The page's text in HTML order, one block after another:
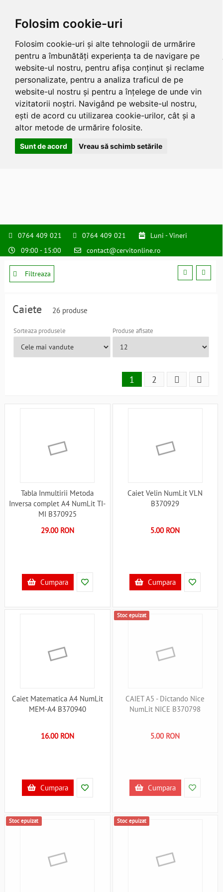
Folosim cookie-uri
Folosim cookie-uri și alte tehnologii de urmărire
pentru a îmbunătăți experiența ta de navigare pe
website-ul nostru, pentru afișa conținut și reclame
personalizate, pentru a analiza traficul de pe
website-ul nostru și pentru a înțelege de unde vin
vizitatorii noștri. Navigând pe website-ul nostru,
ești de acord cu utilizarea cookie-urilor, cât și a
altor metode de urmărire folosite.
Sunt de acord Vreau să schimb setările
0764 409 021 0764 409 021
Luni - Vineri
09:00 - 15:00
contact@cervitonline.ro
Filtreaza
Caiete 26 produse
Sorteaza produsele Produse afisate
1 2
Tabla Inmultirii Metoda
Inversa complet A4 NumLit TI-
MI B370925
29.00 RON
Cumpara
Caiet Velin NumLit VLN
B370929
5.00 RON
Cumpara
Caiet Matematica A4 NumLit
MEM-A4 B370940
16.00 RON
Cumpara
Stoc epuizat
CAIET A5 - Dictando Nice
NumLit NICE B370798
5.00 RON
Cumpara
Stoc epuizat Stoc epuizat